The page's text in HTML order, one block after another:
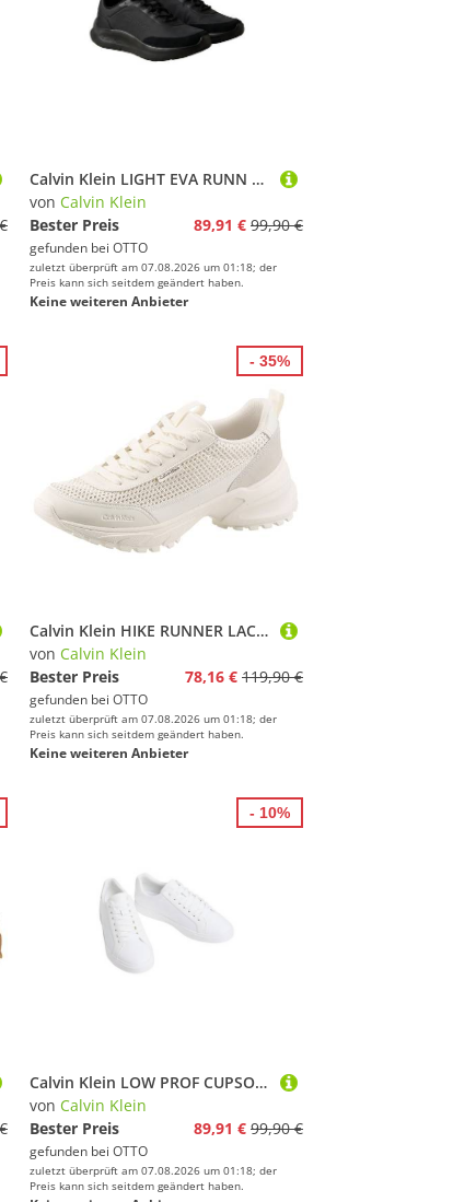
Calvin Klein LIGHT EVA RUNN ESS LACEUP NY-SU Sneaker Freizeitschuh, Halbschuh, Schnürer mit CK-Schriftzug
von Calvin Klein
Bester Preis
89,91 € 99,90 €
gefunden bei OTTO
zuletzt überprüft am 07.08.2026 um 01:18; der
Preis kann sich seitdem geändert haben.
Keine weiteren Anbieter
Calvin Klein HIKE RUNNER LACEUP MESH Plateausneaker Chunky Sneaker, Halbschuh, Freizeitsneaker mit Profilsohle
von Calvin Klein
Bester Preis
78,16 € 119,90 €
gefunden bei OTTO
zuletzt überprüft am 07.08.2026 um 01:18; der
Preis kann sich seitdem geändert haben.
Keine weiteren Anbieter
- 35%
Calvin Klein LOW PROF CUPSOLE LTH Sneaker Freizeitschuh, Halbschuh, Schnürer mit CK-Label
von Calvin Klein
Bester Preis
89,91 € 99,90 €
gefunden bei OTTO
zuletzt überprüft am 07.08.2026 um 01:18; der
Preis kann sich seitdem geändert haben.
- 10%